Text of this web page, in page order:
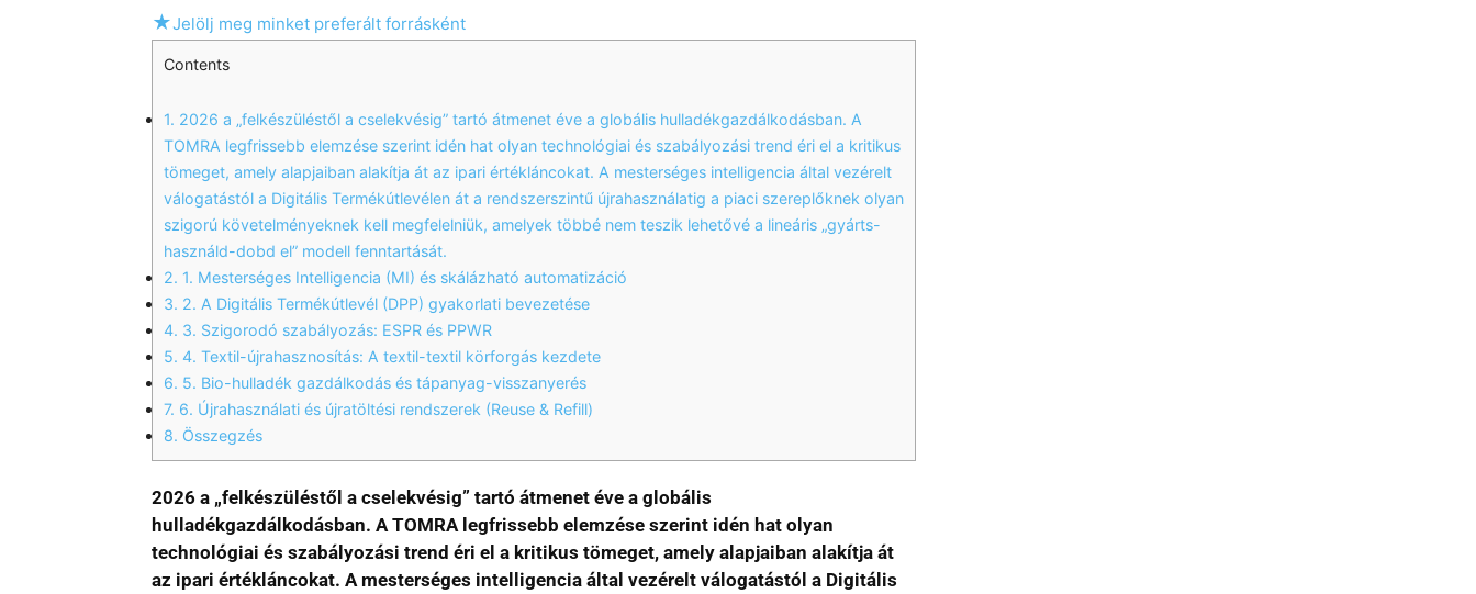
★Jelölj meg minket preferált forrásként
Contents
1. 2026 a „felkészüléstől a cselekvésig” tartó átmenet éve a globális hulladékgazdálkodásban. A
TOMRA legfrissebb elemzése szerint idén hat olyan technológiai és szabályozási trend éri el a kritikus
tömeget, amely alapjaiban alakítja át az ipari értékláncokat. A mesterséges intelligencia által vezérelt
válogatástól a Digitális Termékútlevélen át a rendszerszintű újrahasználatig a piaci szereplőknek olyan
szigorú követelményeknek kell megfelelniük, amelyek többé nem teszik lehetővé a lineáris „gyárts-
használd-dobd el” modell fenntartását.
2. 1. Mesterséges Intelligencia (MI) és skálázható automatizáció
3. 2. A Digitális Termékútlevél (DPP) gyakorlati bevezetése
4. 3. Szigorodó szabályozás: ESPR és PPWR
5. 4. Textil-újrahasznosítás: A textil-textil körforgás kezdete
6. 5. Bio-hulladék gazdálkodás és tápanyag-visszanyerés
7. 6. Újrahasználati és újratöltési rendszerek (Reuse & Refill)
8. Összegzés
2026 a „felkészüléstől a cselekvésig” tartó átmenet éve a globális
hulladékgazdálkodásban. A TOMRA legfrissebb elemzése szerint idén hat olyan
technológiai és szabályozási trend éri el a kritikus tömeget, amely alapjaiban alakítja át
az ipari értékláncokat. A mesterséges intelligencia által vezérelt válogatástól a Digitális